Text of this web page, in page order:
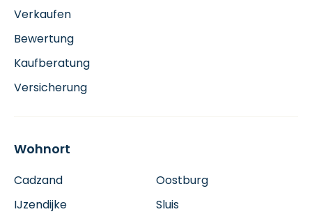
Verkaufen
Bewertung
Kaufberatung
Versicherung
Wohnort
Cadzand
Oostburg
IJzendijke
Sluis